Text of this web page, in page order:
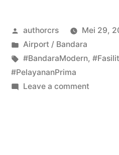
Prima
Ramada
Posted
by
authorcrs
Mei 29,
Posted
in
Airport / Bandara
Tags:
#BandaraModern,
#PelayananPrima
Leave a commenton